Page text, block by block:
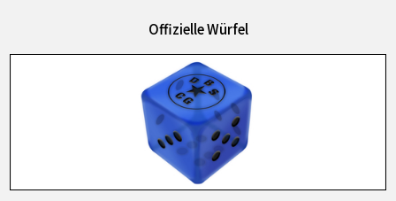
Offizielle Würfel